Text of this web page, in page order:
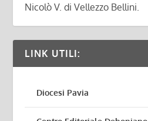
Nicolò V. di Vellezzo Bellini.
LINK UTILI:
Diocesi Pavia